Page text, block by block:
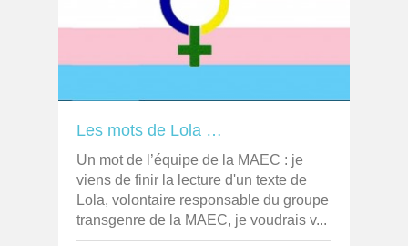
Les mots de Lola …
Un mot de l’équipe de la MAEC : je
viens de finir la lecture d'un texte de
Lola, volontaire responsable du groupe
transgenre de la MAEC, je voudrais v...